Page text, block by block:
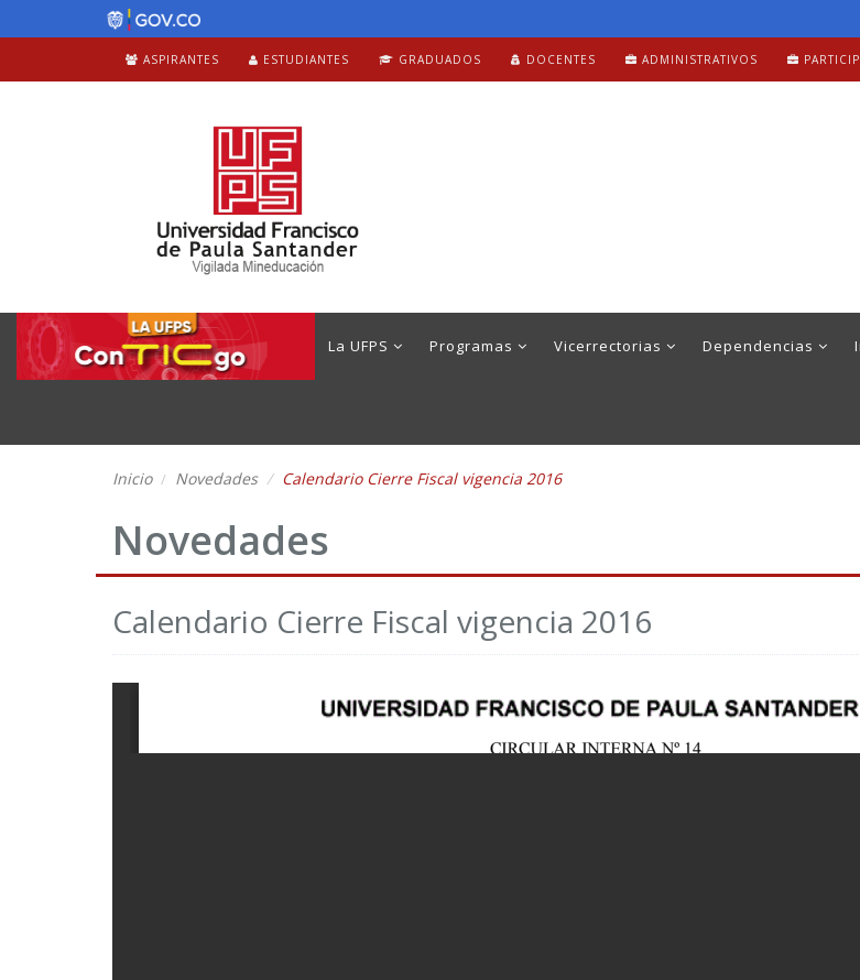
ASPIRANTES ESTUDIANTES GRADUADOS DOCENTES ADMINISTRATIVOS
La UFPS Programas Vicerrectorias Dependencias
Inicio Novedades Calendario Cierre Fiscal vigencia 2016
Novedades
Calendario Cierre Fiscal vigencia 2016